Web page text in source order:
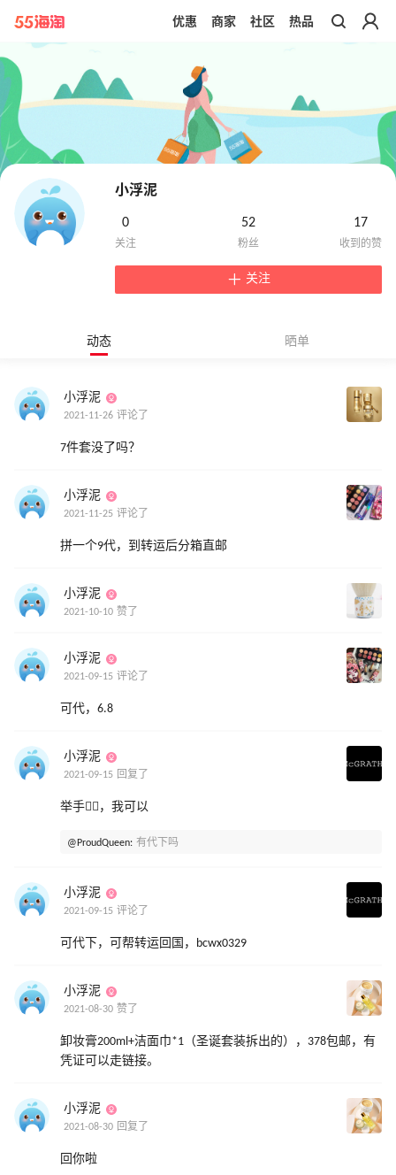
带你去官网买正品
优惠 商家 社区 热品
小浮泥
0 52 17
关注
动态 晒单
小浮泥
2021-11-26 评论了
7件套没了吗？
小浮泥
2021-11-25 评论了
拼一个9代，到转运后分箱直邮
小浮泥
2021-10-10 赞了
小浮泥
2021-09-15 评论了
可代，6.8
小浮泥
2021-09-15 回复了
举手🙋‍♂️，我可以
@ProudQueen: 有代下吗
小浮泥
2021-09-15 评论了
可代下，可帮转运回国，bcwx0329
小浮泥
2021-08-30 赞了
卸妆膏200ml+洁面巾*1（圣诞套装拆出的），378包邮，有
凭证可以走链接。
小浮泥
2021-08-30 回复了
回你啦